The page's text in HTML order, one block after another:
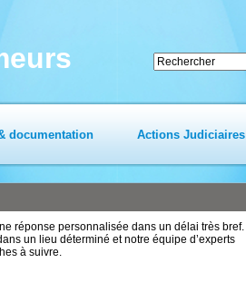
documentation Actions Judiciaires
réponse personnalisée dans un délai très bref.
un lieu déterminé et notre équipe d’experts
à suivre.